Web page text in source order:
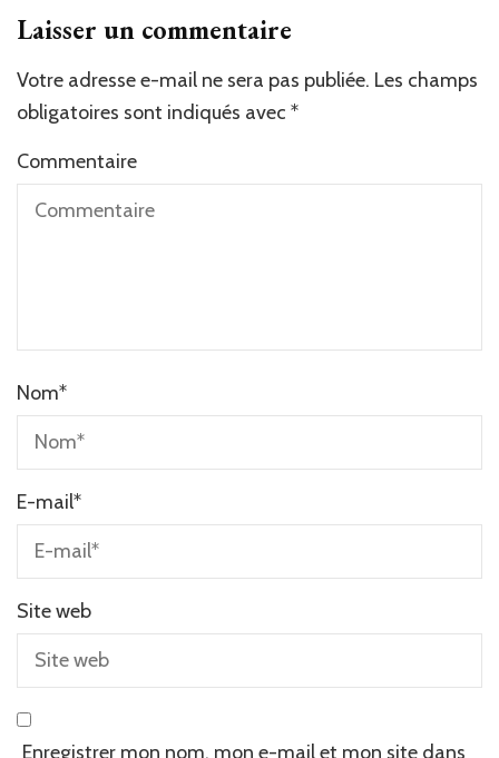
Laisser un commentaire
Votre adresse e-mail ne sera pas publiée. Les champs
obligatoires sont indiqués avec *
Commentaire
Nom*
E-mail*
Site web
Enregistrer mon nom, mon e-mail et mon site dans